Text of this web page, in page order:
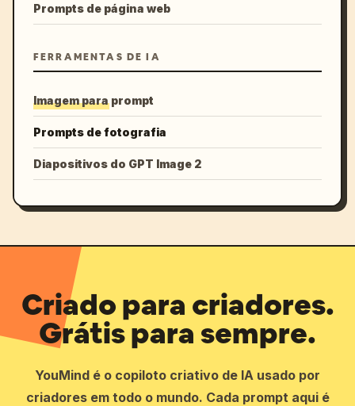
Prompts de página web
FERRAMENTAS DE IA
Imagem para prompt
Prompts de fotografia
Diapositivos do GPT Image 2
Criado para criadores.
Grátis para sempre.
YouMind é o copiloto criativo de IA usado por
criadores em todo o mundo. Cada prompt aqui é